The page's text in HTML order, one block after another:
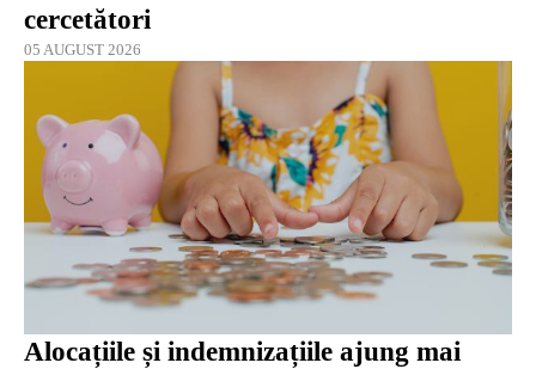
cercetători
05 AUGUST 2026
Alocațiile și indemnizațiile ajung mai